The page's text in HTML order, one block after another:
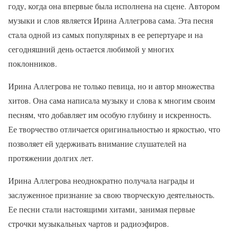
году, когда она впервые была исполнена на сцене. Автором
музыки и слов является Ирина Аллегрова сама. Эта песня
стала одной из самых популярных в ее репертуаре и на
сегодняшний день остается любимой у многих
поклонников.
Ирина Аллегрова не только певица, но и автор множества
хитов. Она сама написала музыку и слова к многим своим
песням, что добавляет им особую глубину и искренность.
Ее творчество отличается оригинальностью и яркостью, что
позволяет ей удерживать внимание слушателей на
протяжении долгих лет.
Ирина Аллегрова неоднократно получала награды и
заслуженное признание за свою творческую деятельность.
Ее песни стали настоящими хитами, занимая первые
строчки музыкальных чартов и радиоэфиров.